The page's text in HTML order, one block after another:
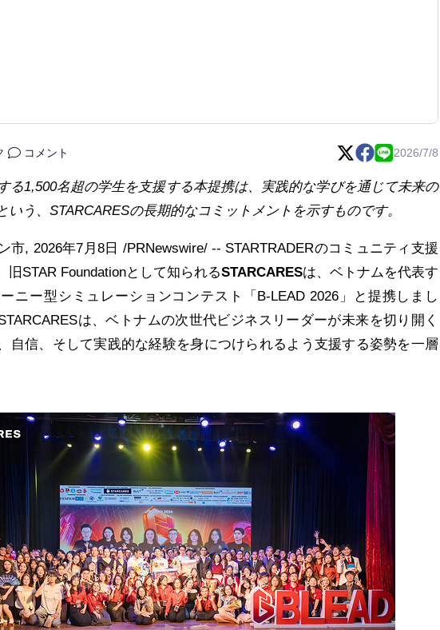
コメント 2026/7/8
る1,500名超の学生を支援する本提携は、実践的な学びを通じて未来の
いう 、 STARCARESの長期的なコミットメントを示すものです。
市, 2026年7月8日 /PRNewswire/ -- STARTRADERのコミュニティ支援
旧STAR Foundationとして知られるSTARCARESは、ベトナムを代表す
ニー型シミュレーションコンテスト「B-LEAD 2026」と提携しまし
は、ベトナムの次世代ビジネスリーダーが未来を切り開く
自信、そして実践的な経験を身につけられるよう支援する姿勢を一層